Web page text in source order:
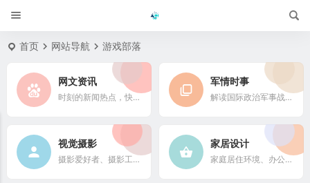
首页 网站导航 游戏部落
网文资讯
时刻的新闻热点，快速了解它们的最新进展
军情时事
解读国际政治军事战略格局
视觉摄影
摄影爱好者、摄影工作者及摄影行业信息
家居设计
家庭居住环境、办公场所、公共空间陈设风格以设计搭配